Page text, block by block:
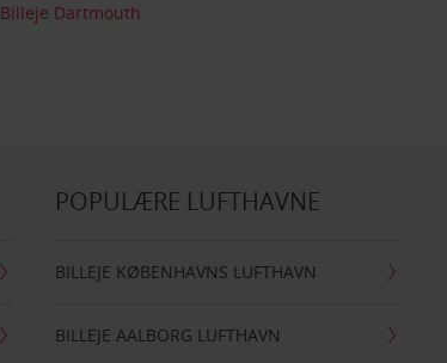
Billeje Dartmouth
POPULÆRE LUFTHAVNE
BILLEJE KØBENHAVNS LUFTHAVN
BILLEJE AALBORG LUFTHAVN